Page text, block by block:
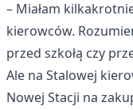
– Miałam
kierowców.
przed szkołą czy
Ale na Stalowej
Nowej Stacji na